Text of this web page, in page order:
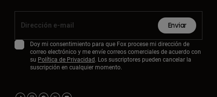
Enviar
Doy mi consentimiento para que Fox procese mi dirección de
correo electrónico y me envíe correos comerciales de acuerdo con
su Política de Privacidad. Los suscriptores pueden cancelar la
suscripción en cualquier momento.